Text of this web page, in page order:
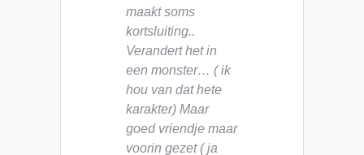
maakt soms
kortsluiting..
Verandert het in
een monster… ( ik
hou van dat hete
karakter) Maar
goed vriendje maar
voorin gezet ( ja